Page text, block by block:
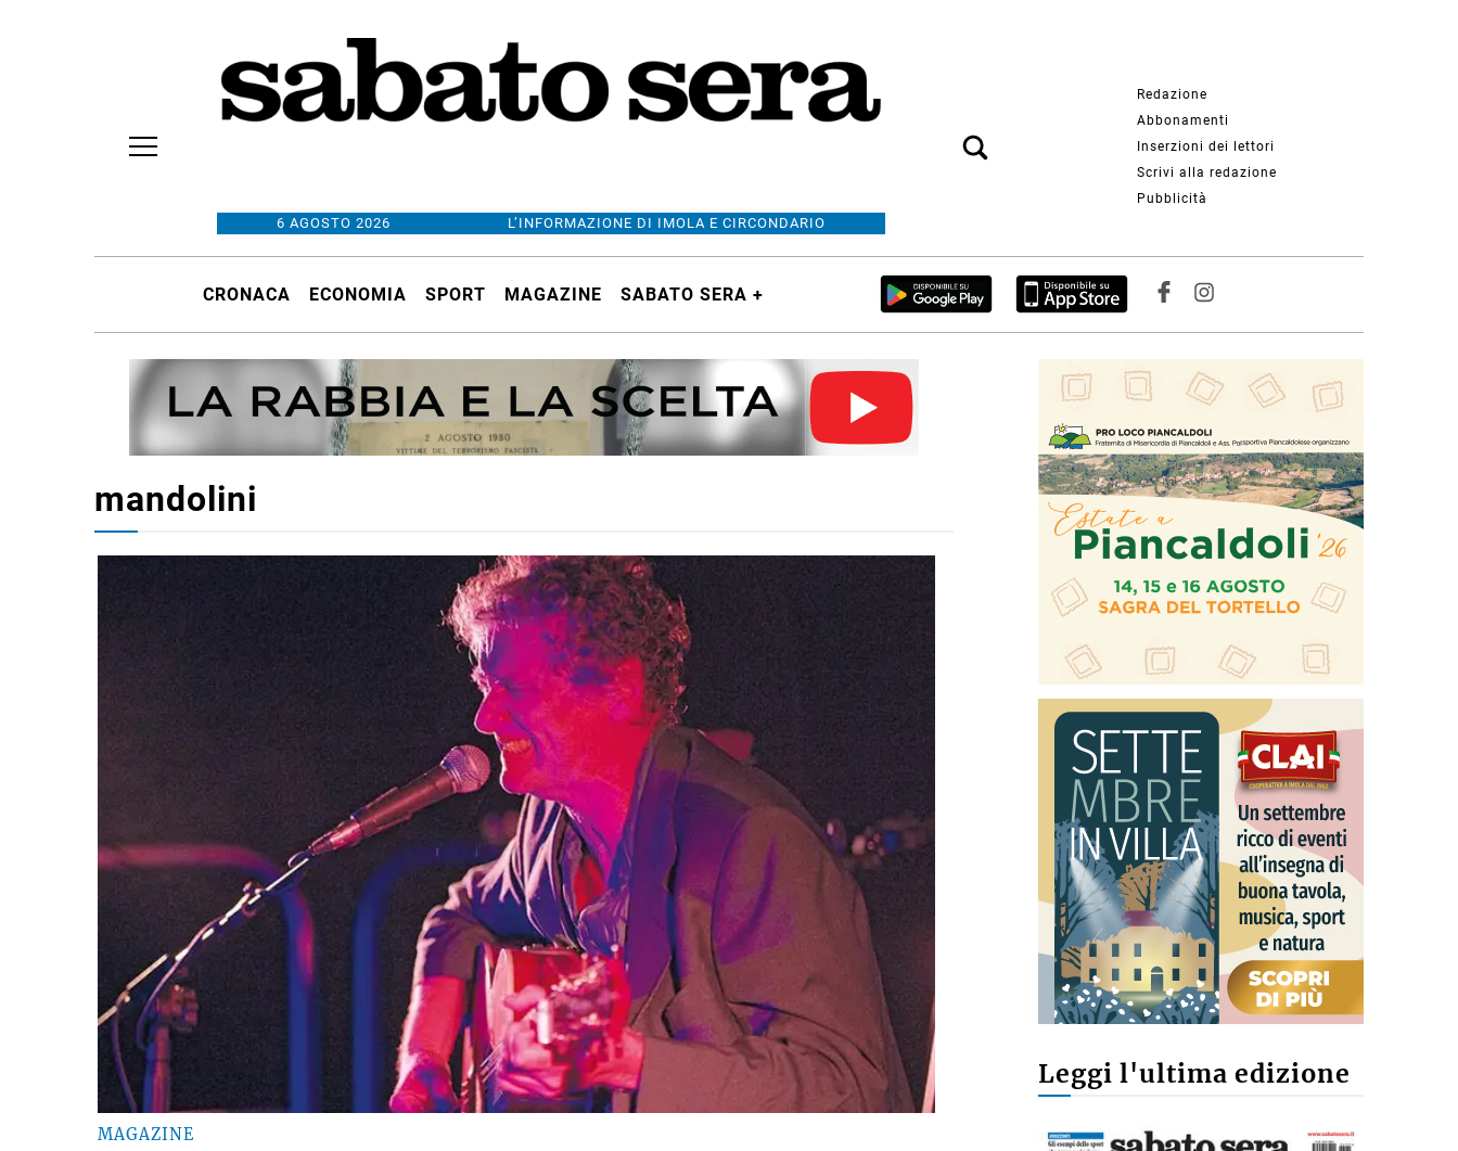
6 AGOSTO 2026 L’INFORMAZIONE DI IMOLA E CIRCONDARIO
Redazione
Abbonamenti
Inserzioni dei lettori
Scrivi alla redazione
Pubblicità
CRONACA ECONOMIA SPORT MAGAZINE SABATO SERA +
mandolini
MAGAZINE
Leggi l'ultima edizione